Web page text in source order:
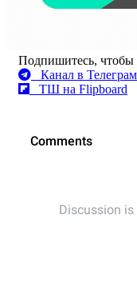
Подпишитесь, чтобы
Канал в Телеграм
ТШ на Flipboard